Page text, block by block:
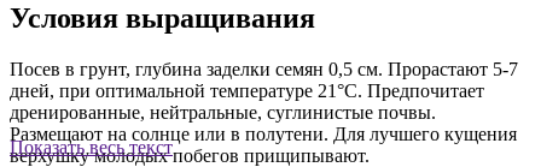
Показать весь текст
Условия выращивания
Посев в грунт, глубина заделки семян 0,5 см. Прорастают 5-7
дней, при оптимальной температуре 21°С. Предпочитает
дренированные, нейтральные, суглинистые почвы.
Размещают на солнце или в полутени. Для лучшего кущения
верхушку молодых побегов прищипывают.